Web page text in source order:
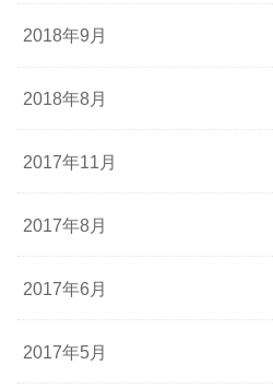
2018年9月
2018年8月
2017年11月
2017年8月
2017年6月
2017年5月